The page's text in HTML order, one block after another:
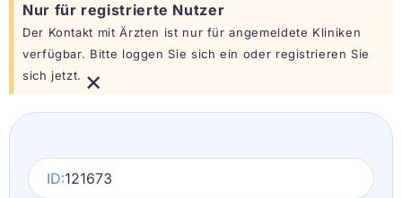
Nur für registrierte Nutzer
Der Kontakt mit Ärzten ist nur für angemeldete Kliniken
verfügbar. Bitte loggen Sie sich ein oder registrieren Sie
sich jetzt. ×
ID:121673